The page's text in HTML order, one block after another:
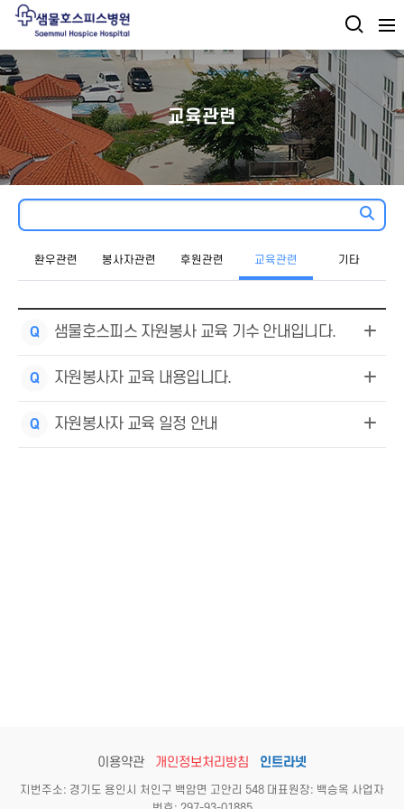
교육관련
환우관련 봉사자관련 후원관련 교육관련 기타
Q 샘물호스피스 자원봉사 교육 기수 안내입니다.
Q 자원봉사자 교육 내용입니다.
Q 자원봉사자 교육 일정 안내
이용약관 개인정보처리방침 인트라넷
지번주소: 경기도 용인시 처인구 백암면 고안리 548 대표원장: 백승옥 사업자